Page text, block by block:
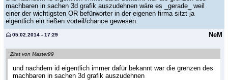
machbaren in sachen 3d grafik auszudehnen wäre es _gerade_ weil
einer der wichtigsten OR befürworter in der eigenen firma sitzt ja
eigentlich ein rießen vorteil/chance gewesen.
NeM
05.02.2014 - 17:29
Zitat von Master99
und nachdem id eigentlich immer dafür bekannt war die grenzen des
machbaren in sachen 3d grafik auszudehnen